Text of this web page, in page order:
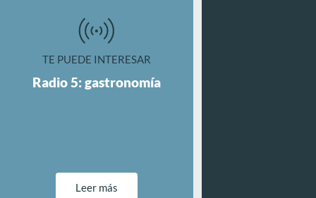
TE PUEDE INTERESAR
Radio 5: gastronomía
Leer más